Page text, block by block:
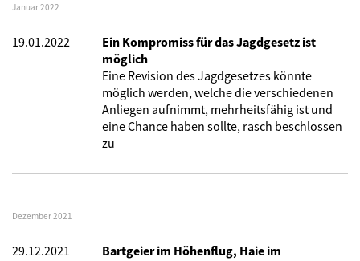
Januar 2022
19.01.2022
Ein Kompromiss für das Jagdgesetz ist
möglich
Eine Revision des Jagdgesetzes könnte
möglich werden, welche die verschiedenen
Anliegen aufnimmt, mehrheitsfähig ist und
eine Chance haben sollte, rasch beschlossen
zu
Dezember 2021
29.12.2021
Bartgeier im Höhenflug, Haie im